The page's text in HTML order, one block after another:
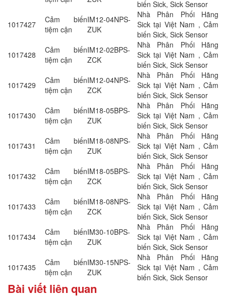
biến Sick, Sick Sensor
1017427
Cảm biến
tiệm cận
IM12-04NPS-
ZUK
Nhà Phân Phối Hãng
Sick tại Việt Nam , Cảm
biến Sick, Sick Sensor
1017428
Cảm biến
tiệm cận
IM12-02BPS-
ZCK
Nhà Phân Phối Hãng
Sick tại Việt Nam , Cảm
biến Sick, Sick Sensor
1017429
Cảm biến
tiệm cận
IM12-04NPS-
ZCK
Nhà Phân Phối Hãng
Sick tại Việt Nam , Cảm
biến Sick, Sick Sensor
1017430
Cảm biến
tiệm cận
IM18-05BPS-
ZUK
Nhà Phân Phối Hãng
Sick tại Việt Nam , Cảm
biến Sick, Sick Sensor
1017431
Cảm biến
tiệm cận
IM18-08NPS-
ZUK
Nhà Phân Phối Hãng
Sick tại Việt Nam , Cảm
biến Sick, Sick Sensor
1017432
Cảm biến
tiệm cận
IM18-05BPS-
ZCK
Nhà Phân Phối Hãng
Sick tại Việt Nam , Cảm
biến Sick, Sick Sensor
1017433
Cảm biến
tiệm cận
IM18-08NPS-
ZCK
Nhà Phân Phối Hãng
Sick tại Việt Nam , Cảm
biến Sick, Sick Sensor
1017434
Cảm biến
tiệm cận
IM30-10BPS-
ZUK
Nhà Phân Phối Hãng
Sick tại Việt Nam , Cảm
biến Sick, Sick Sensor
1017435
Cảm biến
tiệm cận
IM30-15NPS-
ZUK
Nhà Phân Phối Hãng
Sick tại Việt Nam , Cảm
biến Sick, Sick Sensor
Bài viết liên quan